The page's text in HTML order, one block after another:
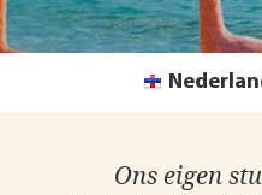
Ons eigen